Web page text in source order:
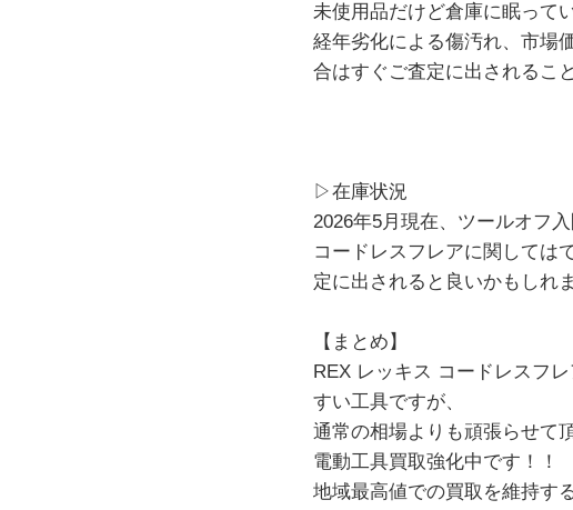
未使用品だけど倉庫に眠って
経年劣化による傷汚れ、市場
合はすぐご査定に出されるこ
▷在庫状況
2026年5月現在、ツールオフ
コードレスフレアに関しては
定に出されると良いかもしれ
【まとめ】
REX レッキス コードレスフ
すい工具ですが、
通常の相場よりも頑張らせて
電動工具買取強化中です！！
地域最高値での買取を維持す